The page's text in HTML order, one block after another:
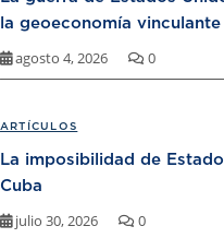
la geoeconomía vinculante
agosto 4, 2026 0
ARTÍCULOS
La imposibilidad de
Cuba
julio 30, 2026 0